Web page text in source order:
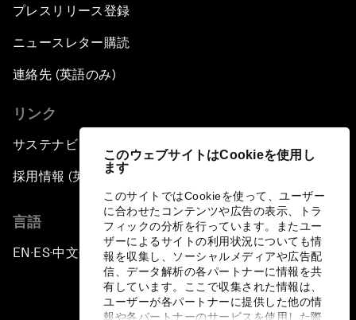
このウェブサイトはCookieを使用し
ます
このサイトではCookieを使って、ユーザー
に合わせたコンテンツや広告の表示、トラ
フィックの分析を行っています。またユー
ザーによるサイトの利用状況についても情
報を収集し、ソーシャルメディアや広告配
信、データ解析の各パートナーに情報を共
有しています。ここで収集された情報は、
ユーザーが各パートナーに提供した他の情
報や各パートナーのサービスを使用した際
プレスリリース登録
ニュースレター購読
連絡先 (英語のみ)
リンク
サステナビリティへの取り組み
採用情報 (英語のみ)
言語
EN ▪ES▪中文▪ 日本語